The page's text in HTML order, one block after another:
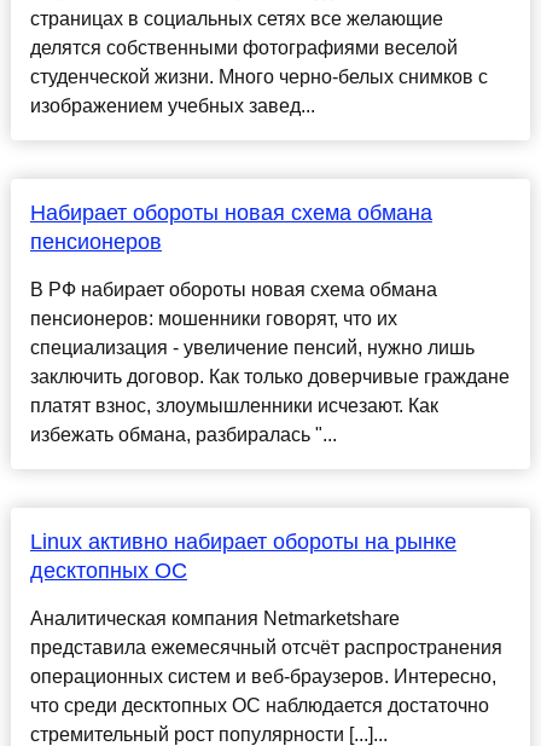
страницах в социальных сетях все желающие
делятся собственными фотографиями веселой
студенческой жизни. Много черно-белых снимков с
изображением учебных завед...
Набирает обороты новая схема обмана
пенсионеров
В РФ набирает обороты новая схема обмана
пенсионеров: мошенники говорят, что их
специализация - увеличение пенсий, нужно лишь
заключить договор. Как только доверчивые граждане
платят взнос, злоумышленники исчезают. Как
избежать обмана, разбиралась "...
Linux активно набирает обороты на рынке
десктопных ОС
Аналитическая компания Netmarketshare
представила ежемесячный отсчёт распространения
операционных систем и веб-браузеров. Интересно,
что среди десктопных ОС наблюдается достаточно
стремительный рост популярности [...]...